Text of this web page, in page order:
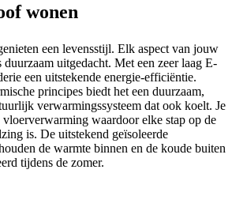
wonen
een levensstijl. Elk aspect van jouw
uitgedacht. Met een zeer laag E-
een uitstekende energie-efficiëntie.
principes biedt het een duurzaam,
verwarmingssysteem dat ook koelt. Je
waardoor elke stap op de
is. De uitstekend geïsoleerde
de warmte binnen en de koude buiten
tijdens de zomer.